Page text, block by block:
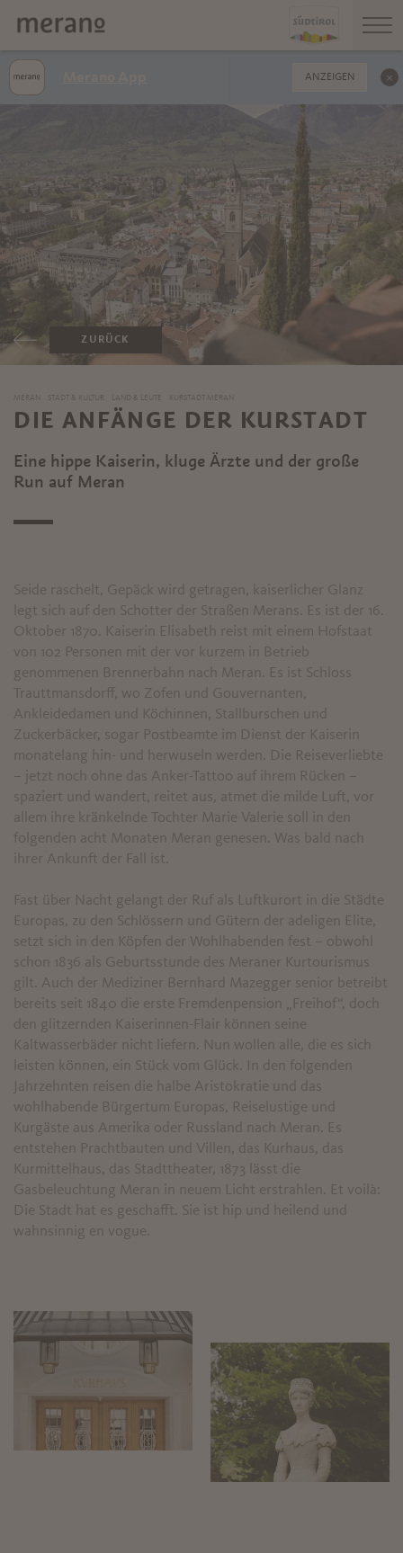
ZURÜCK
MERAN STADT & KULTUR LAND & LEUTE KURSTADT MERAN
DIE ANFÄNGE DER KURSTADT
Eine hippe Kaiserin, kluge Ärzte und der große
Run auf Meran
Seide raschelt, Gepäck wird getragen, kaiserlicher Glanz
legt sich auf den Schotter der Straßen Merans. Es ist der 16.
Oktober 1870. Kaiserin Elisabeth reist mit einem Hofstaat
von 102 Personen mit der vor kurzem in Betrieb
genommenen Brennerbahn nach Meran. Es ist Schloss
Trauttmansdorff, wo Zofen und Gouvernanten,
Ankleidedamen und Köchinnen, Stallburschen und
Zuckerbäcker, sogar Postbeamte im Dienst der Kaiserin
monatelang hin- und herwuseln werden. Die Reiseverliebte
– jetzt noch ohne das Anker-Tattoo auf ihrem Rücken –
spaziert und wandert, reitet aus, atmet die milde Luft, vor
allem ihre kränkelnde Tochter Marie Valerie soll in den
folgenden acht Monaten Meran genesen. Was bald nach
ihrer Ankunft der Fall ist.
Fast über Nacht gelangt der Ruf als Luftkurort in die Städte
Europas, zu den Schlössern und Gütern der adeligen Elite,
setzt sich in den Köpfen der Wohlhabenden fest – obwohl
schon 1836 als Geburtsstunde des Meraner Kurtourismus
gilt. Auch der Mediziner Bernhard Mazegger senior betreibt
bereits seit 1840 die erste Fremdenpension „Freihof“, doch
den glitzernden Kaiserinnen-Flair können seine
Kaltwasserbäder nicht liefern. Nun wollen alle, die es sich
leisten können, ein Stück vom Glück. In den folgenden
Jahrzehnten reisen die halbe Aristokratie und das
wohlhabende Bürgertum Europas, Reiselustige und
Kurgäste aus Amerika oder Russland nach Meran. Es
entstehen Prachtbauten und Villen, das Kurhaus, das
Kurmittelhaus, das Stadttheater, 1873 lässt die
Gasbeleuchtung Meran in neuem Licht erstrahlen. Et voilà:
Die Stadt hat es geschafft. Sie ist hip und heilend und
wahnsinnig en vogue.
ANZEIGEN